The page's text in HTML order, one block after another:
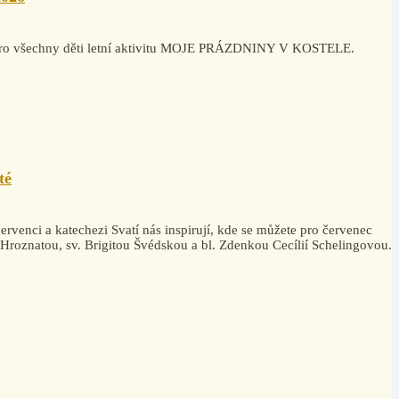
všechny děti letní aktivitu MOJE PRÁZDNINY V KOSTELE.
a katechezi Svatí nás inspirují, kde se můžete pro červenec
sv. Brigitou Švédskou a bl. Zdenkou Cecílií Schelingovou.